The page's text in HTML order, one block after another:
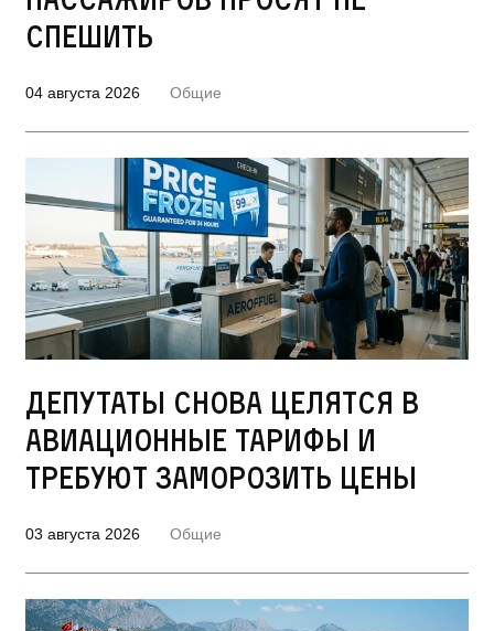
спешить
04 августа 2026 Общие
Депутаты снова целятся в
авиационные тарифы и
требуют заморозить цены
03 августа 2026 Общие